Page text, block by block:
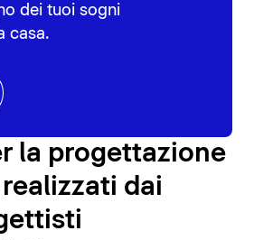
dei tuoi sogni
casa.
la progettazione
dai